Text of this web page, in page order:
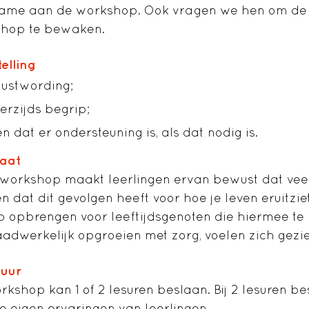
aan de workshop. Ook vragen we hen om
te bewaken.
begrip;
dat er ondersteuning is, als dat nodig is.
maakt leerlingen ervan bewust dat
dat dit gevolgen heeft voor hoe je leven
opbrengen voor leeftijdsgenoten die hiermee te
opgroeien met zorg, voelen zich
kan 1 of 2 lesuren beslaan. Bij 2 lesuren